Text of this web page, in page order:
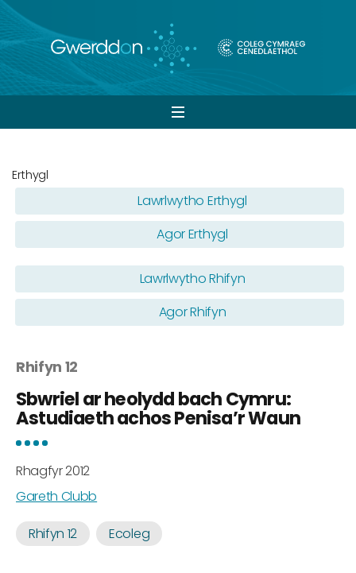
Open
Erthygl
Lawrlwytho Erthygl
Agor Erthygl
Lawrlwytho Rhifyn
Agor Rhifyn
Rhifyn 12
Sbwriel ar heolydd bach Cymru:
Astudiaeth achos Penisa’r Waun
Rhagfyr 2012
Gareth Clubb
Rhifyn 12 Ecoleg